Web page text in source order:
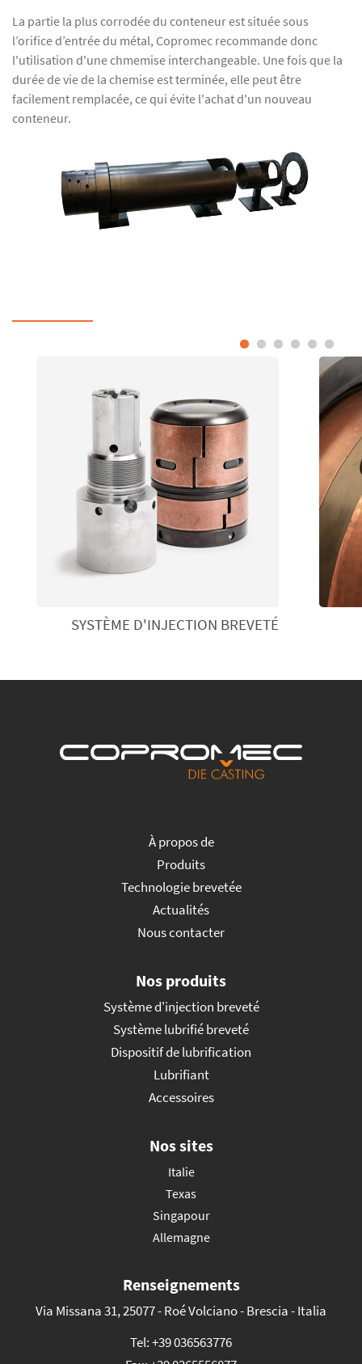
La partie la plus corrodée du conteneur est située sous
l’orifice d’entrée du métal, Copromec recommande donc
l'utilisation d'une chmemise interchangeable. Une fois que la
durée de vie de la chemise est terminée, elle peut être
facilement remplacée, ce qui évite l'achat d'un nouveau
conteneur.
SYSTÈME D'INJECTION BREVETÉ
À propos de
Produits
Technologie brevetée
Actualités
Nous contacter
Nos produits
Système d'injection breveté
Système lubrifié breveté
Dispositif de lubrification
Lubrifiant
Accessoires
Nos sites
Italie
Texas
Singapour
Allemagne
Renseignements
Via Missana 31, 25077 - Roé Volciano - Brescia - Italia
Tel:+39 036563776